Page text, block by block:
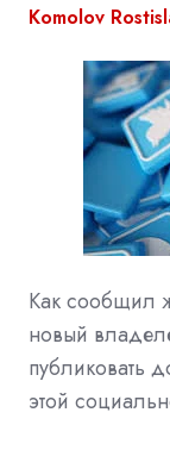
Komolov
Как сообщил
новый
публиковать
этой